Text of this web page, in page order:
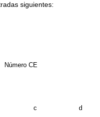
siguientes:
Número CE
c
d